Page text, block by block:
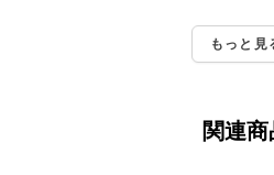
もっと見
関連